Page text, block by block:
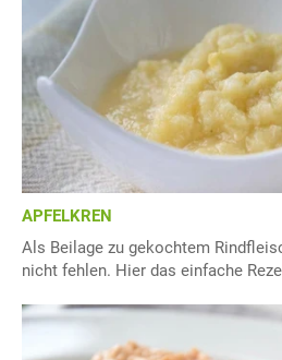
APFELKREN
Als Beilage zu gekochtem
nicht fehlen. Hier das einfache